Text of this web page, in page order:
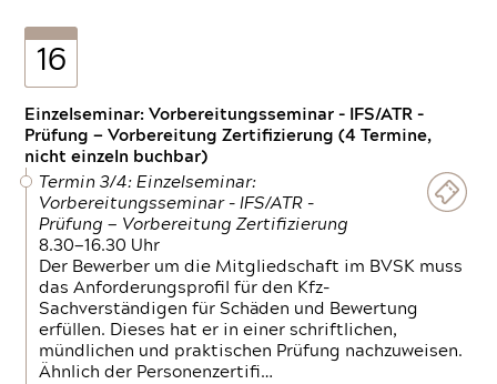
16
Einzelseminar: Vorbereitungsseminar - IFS/ATR -
Prüfung — Vorbereitung Zertifizierung (4 Termine,
nicht einzeln buchbar)
Termin 3/4: Einzelseminar:
Vorbereitungsseminar - IFS/ATR -
Prüfung — Vorbereitung Zertifizierung
8.30—16.30 Uhr
Der Bewerber um die Mitgliedschaft im BVSK muss
das Anforderungsprofil für den Kfz-
Sachverständigen für Schäden und Bewertung
erfüllen. Dieses hat er in einer schriftlichen,
mündlichen und praktischen Prüfung nachzuweisen.
Ähnlich der Personenzertifi…